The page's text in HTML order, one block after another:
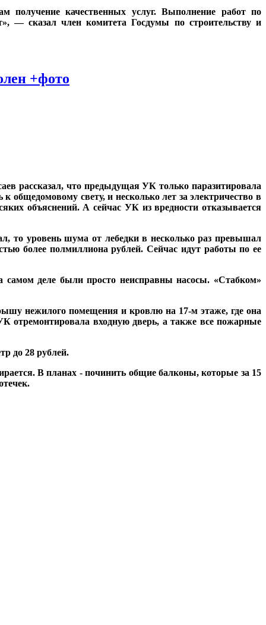
получение качественных услуг. Выполнение работ по
— сказал член комитета Госдумы по строительству и
+фото
рассказал, что предыдущая УК только паразитировала
к общедомовому свету, и несколько лет за электричество в
объяснений. А сейчас УК из вредности отказывается
то уровень шума от лебедки в несколько раз превышал
более полмиллиона рублей. Сейчас идут работы по ее
деле были просто неисправны насосы. «Стабком»
нежилого помещения и кровлю на 17-м этаже, где она
отремонтировала входную дверь, а также все пожарные
до 28 рублей.
В планах - починить общие балконы, которые за 15